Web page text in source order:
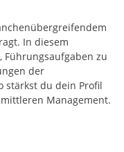
In diesem
Führungsaufgaben zu
der
stärkst du dein Profil
Management.